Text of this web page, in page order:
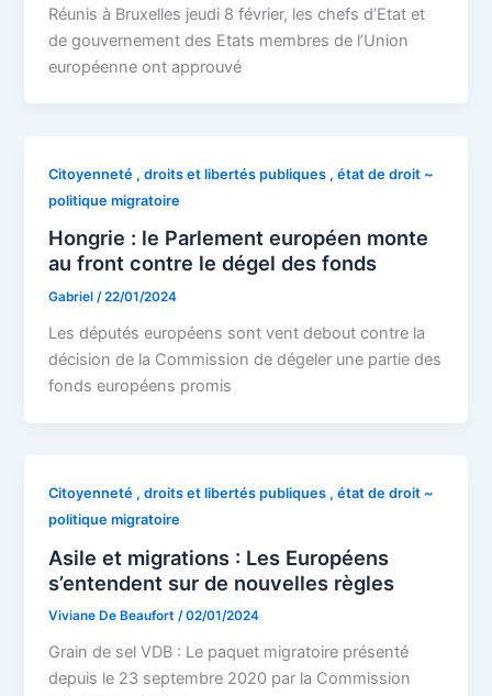
Réunis à Bruxelles jeudi 8 février, les chefs d’Etat et
de gouvernement des Etats membres de l’Union
européenne ont approuvé
Citoyenneté , droits et libertés publiques , état de droit ~
politique migratoire
Hongrie : le Parlement européen monte
au front contre le dégel des fonds
Gabriel/22/01/2024
Les députés européens sont vent debout contre la
décision de la Commission de dégeler une partie des
fonds européens promis
Citoyenneté , droits et libertés publiques , état de droit ~
politique migratoire
Asile et migrations : Les Européens
s’entendent sur de nouvelles règles
Viviane De Beaufort/02/01/2024
Grain de sel VDB : Le paquet migratoire présenté
depuis le 23 septembre 2020 par la Commission